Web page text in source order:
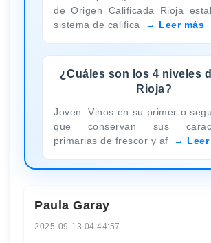
de Origen Calificada Rioja
sistema de califica
Leer más
¿Cuáles son los 4 niveles
Rioja?
Joven: Vinos en su primer o
que conservan sus
primarias de frescor y af
Paula Garay
2025-09-13 04:44:57